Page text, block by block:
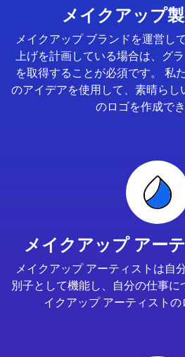
メイクアップ
メイクアップ ブランドを運営し
上げを計画している場合は、グ
を取得することが必須です。 私
のアイデアを使用して、素晴らし
のロゴを作成でき
メイクアップ アー
メイクアップ アーティストは自
別子として機能し、自分の仕事に
イクアップ アーティストの